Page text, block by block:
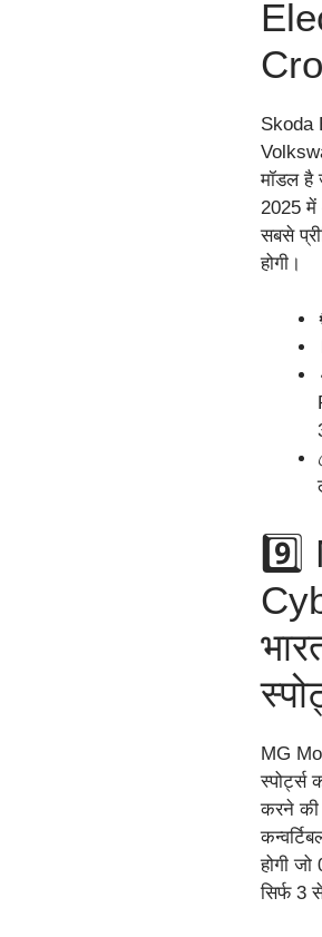
Skoda
मॉडल है
2025 में
सबसे
होगी।
9️⃣
MG
स्पोर्ट्स
करने की
होगी
सिर्फ 3